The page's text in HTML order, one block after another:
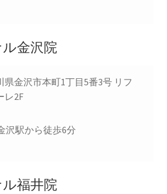
金沢院
県金沢市本町1丁目5番3号 リフ
レ2F
沢駅から徒歩6分
福井院